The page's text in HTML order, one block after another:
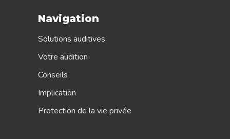
Navigation
Solutions auditives
Votre audition
Conseils
Implication
Protection de la vie privée